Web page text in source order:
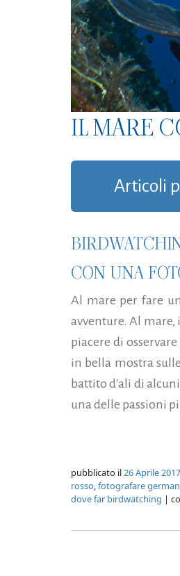
IL MARE
Articoli
CON UNA
Al mare per fare
avventure. Al mare,
piacere di
in bella mostra
battito d'ali di
una delle passioni
pubblicato il26 Aprile 2017
rosso,fotografare
dove far birdwatching |